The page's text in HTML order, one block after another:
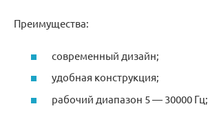
Преимущества:
современный дизайн;
удобная конструкция;
рабочий диапазон 5 — 30000 Гц;